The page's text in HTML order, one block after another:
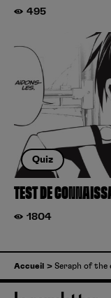
495
Quiz
TEST DE
1804
Accueil Seraph of the